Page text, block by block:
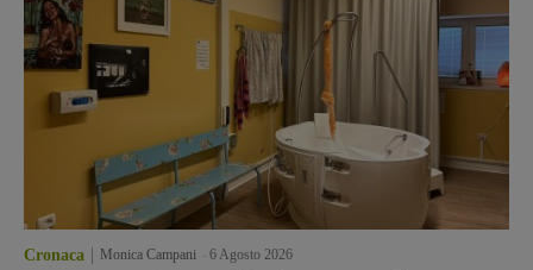
Cronaca Monica Campani 6 Agosto 2026